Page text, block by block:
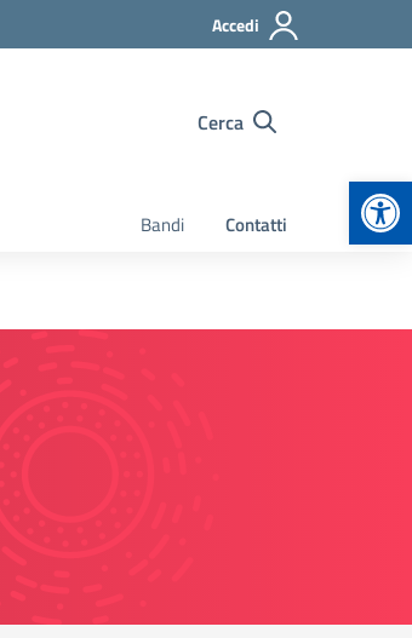
Accedi
Cerca
Bandi Contatti